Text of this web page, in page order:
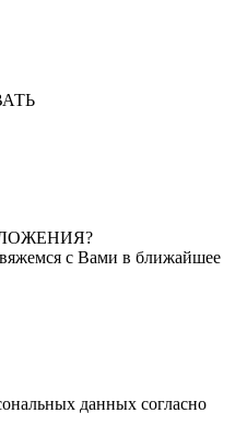
с Вами в ближайшее
данных согласно